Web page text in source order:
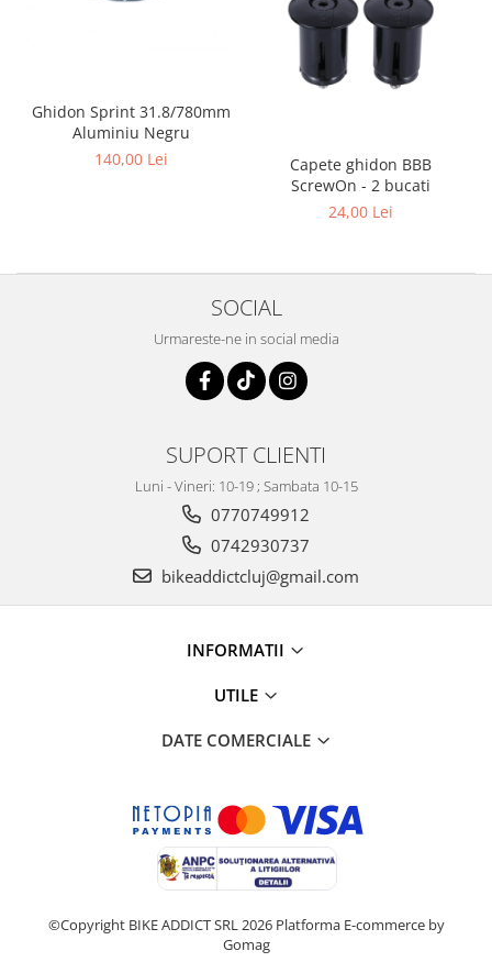
Ghidon Sprint 31.8/780mm
Aluminiu Negru
140,00 Lei
Capete ghidon BBB
ScrewOn - 2 bucati
24,00 Lei
SOCIAL
Urmareste-ne in social media
SUPORT CLIENTI
Luni - Vineri: 10-19 ; Sambata 10-15
0770749912
0742930737
bikeaddictcluj@gmail.com
INFORMATII
UTILE
DATE COMERCIALE
©Copyright BIKE ADDICT SRL 2026 Platforma E-commerce by
Gomag